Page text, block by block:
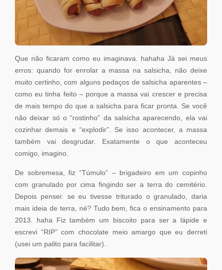
Que não ficaram como eu imaginava. hahaha Já sei meus
erros: quando for enrolar a massa na salsicha, não deixe
muito certinho, com alguns pedaços de salsicha aparentes –
como eu tinha feito – porque a massa vai crescer e precisa
de mais tempo do que a salsicha para ficar pronta. Se você
não deixar só o “rostinho” da salsicha aparecendo, ela vai
cozinhar demais e “explodir”. Se isso acontecer, a massa
também vai desgrudar. Exatamente o que aconteceu
comigo, imagino.
De sobremesa, fiz “Túmulo” – brigadeiro em um copinho
com granulado por cima fingindo ser a terra do cemitério.
Depois pensei: se eu tivesse triturado o granulado, daria
mais ideia de terra, né? Tudo bem, fica o ensinamento para
2013. haha Fiz também um biscoito para ser a lápide e
escrevi “RIP” com chocolate meio amargo que eu derreti
(usei um palito para facilitar).